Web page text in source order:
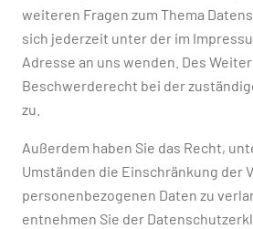
weiteren Fragen zum Thema
sich jederzeit unter der im
Adresse an uns wenden. Des
Beschwerderecht bei der
zu.
Außerdem haben Sie das Recht,
Umständen die Einschränkung der
personenbezogenen Daten zu
entnehmen Sie der